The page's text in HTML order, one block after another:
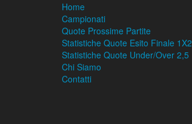
Home
Campionati
Quote Prossime Partite
Statistiche Quote Esito Finale 1X2
Statistiche Quote Under/Over 2,5
Chi Siamo
Contatti